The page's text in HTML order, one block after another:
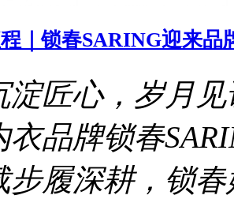
｜锁春SARING迎来品
淀匠心，岁月
衣品牌锁春
步履深耕，锁